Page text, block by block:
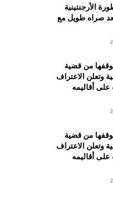
الأرجنتينية
صراه طويل مع
من قضية
وتعلن الاعتراف
أقاليمه
من قضية
وتعلن الاعتراف
أقاليمه